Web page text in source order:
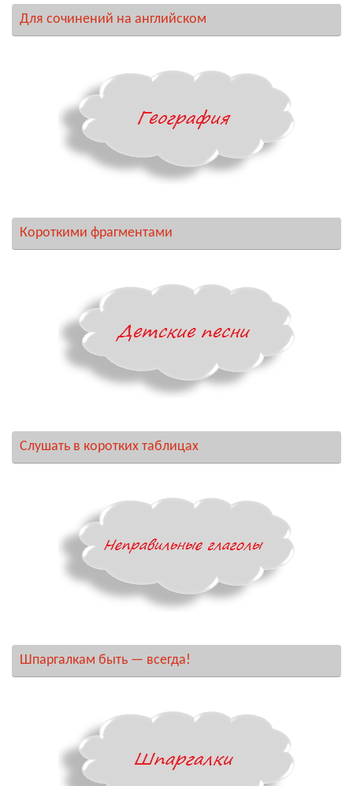
Для сочинений на английском
Короткими фрагментами
Слушать в коротких таблицах
Шпаргалкам быть — всегда!